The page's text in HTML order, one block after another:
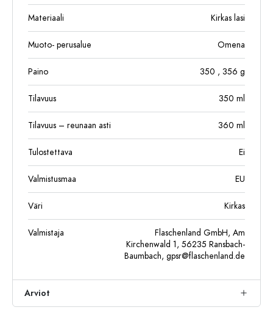
Materiaali Kirkas lasi
Muoto- perusalue Omena
Paino 350 , 356 g
Tilavuus 350 ml
Tilavuus – reunaan asti 360 ml
Tulostettava Ei
Valmistusmaa EU
Väri Kirkas
Valmistaja
Flaschenland GmbH, Am
Kirchenwald 1, 56235 Ransbach-
Baumbach, gpsr@flaschenland.de
Arviot